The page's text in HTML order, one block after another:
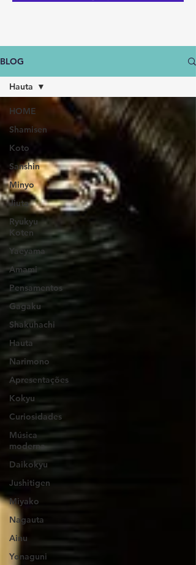
BLOG
HOME
Shamisen
Koto
Sanshin
Minyo
Jiuta
Ryukyu
Koten
Yaeyama
Amami
Pensamentos
Gagaku
Shakuhachi
Hauta
Narimono
Apresentações
Kokyu
Curiosidades
Música
moderna
Daikokyu
Jushitigen
Miyako
Nagauta
Ainu
Yonaguni
Hauta